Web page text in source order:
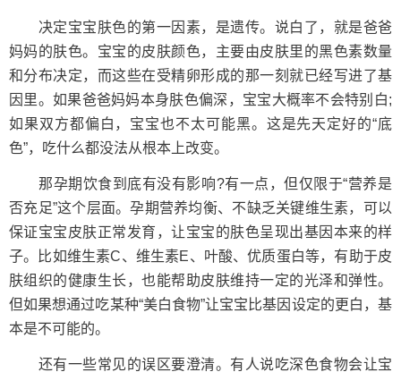
决定宝宝肤色的第一因素，是遗传。说白了，就是爸爸
妈妈的肤色。宝宝的皮肤颜色，主要由皮肤里的黑色素数量
和分布决定，而这些在受精卵形成的那一刻就已经写进了基
因里。如果爸爸妈妈本身肤色偏深，宝宝大概率不会特别白;
如果双方都偏白，宝宝也不太可能黑。这是先天定好的“底
色”，吃什么都没法从根本上改变。
那孕期饮食到底有没有影响?有一点，但仅限于“营养是
否充足”这个层面。孕期营养均衡、不缺乏关键维生素，可以
保证宝宝皮肤正常发育，让宝宝的肤色呈现出基因本来的样
子。比如维生素C、维生素E、叶酸、优质蛋白等，有助于皮
肤组织的健康生长，也能帮助皮肤维持一定的光泽和弹性。
但如果想通过吃某种“美白食物”让宝宝比基因设定的更白，基
本是不可能的。
还有一些常见的误区要澄清。有人说吃深色食物会让宝